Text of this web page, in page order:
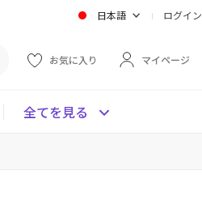
日本語 ログイン
お気に入り マイページ
全てを見る